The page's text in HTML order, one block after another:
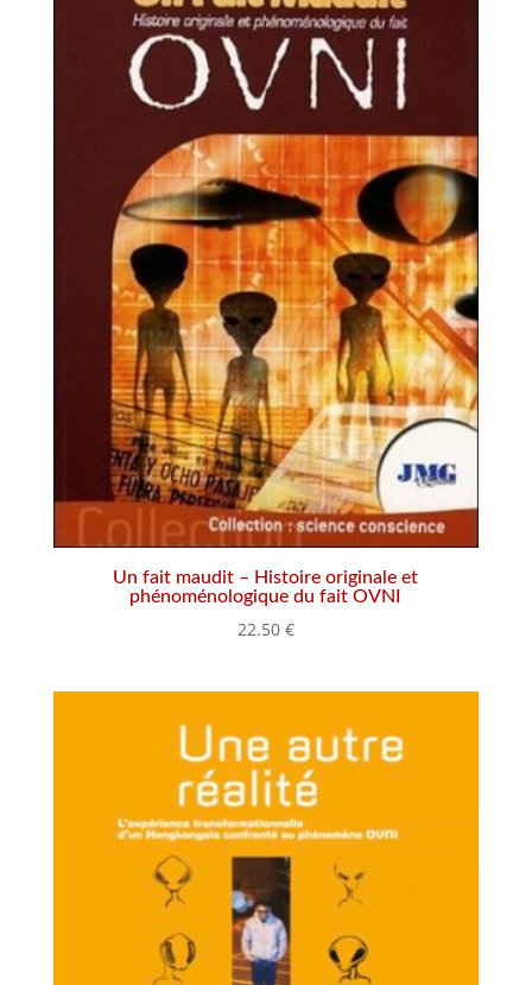
Un fait maudit – Histoire originale et
phénoménologique du fait OVNI
22.50 €